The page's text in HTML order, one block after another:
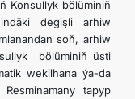
Konsullyk bölüminiň
degişli arhiw
soň, arhiw
bölüminiň üsti
wekilhana ýa-da
tapyp